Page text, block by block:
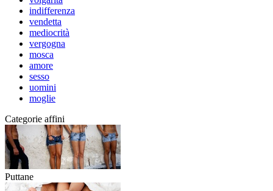
indifferenza
vendetta
mediocrità
vergogna
mosca
amore
sesso
uomini
moglie
Categorie affini
Puttane